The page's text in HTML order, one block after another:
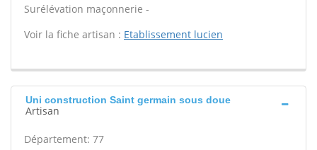
Surélévation maçonnerie -
Voir la fiche artisan : Etablissement lucien
Uni construction Saint germain sous doue
Artisan
Département: 77